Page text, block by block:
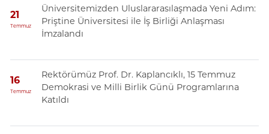
21
Temmuz
Üniversitemizden Uluslararasılaşmada Yeni Adım:
Priştine Üniversitesi ile İş Birliği Anlaşması
İmzalandı
16
Temmuz
Rektörümüz Prof. Dr. Kaplancıklı, 15 Temmuz
Demokrasi ve Milli Birlik Günü Programlarına
Katıldı